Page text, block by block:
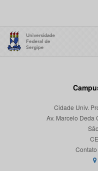
Cidade Univ.
Av. Marcelo Deda